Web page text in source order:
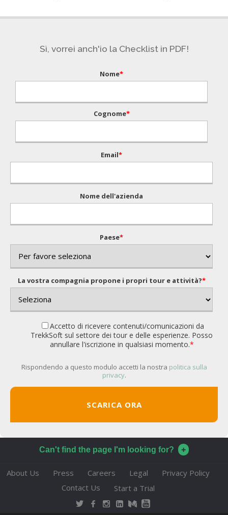
Sì, vorrei anch'io la Checklist in PDF!
Nome*
Cognome*
Email*
Nome dell'azienda
Paese*
La vostra compagnia propone i propri tour e attività?*
Accetto di ricevere contenuti/comunicazioni da
TrekkSoft sul settore dei tour e delle esperienze. Posso
annullare l'iscrizione in qualsiasi momento.*
Rispondendo a questo modulo accetti la nostra politica sulla
privacy.
Can't find the page I'm looking for?
About Us Press Careers Legal
Privacy Policy
Contact Us
Start a Trial